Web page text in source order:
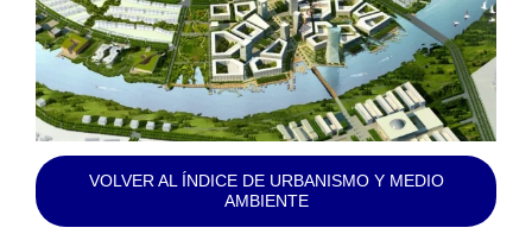
VOLVER AL ÍNDICE DE URBANISMO Y MEDIO
AMBIENTE